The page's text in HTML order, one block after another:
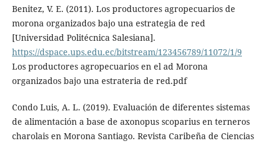
Benitez, V. E. (2011). Los productores agropecuarios de
morona organizados bajo una estrategia de red
[Universidad Politécnica Salesiana].
https://dspace.ups.edu.ec/bitstream/123456789/11072/1/9
Los productores agropecuarios en el ad Morona
organizados bajo una estrateria de red.pdf
Condo Luis, A. L. (2019). Evaluación de diferentes sistemas
de alimentación a base de axonopus scoparius en terneros
charolais en Morona Santiago. Revista Caribeña de Ciencias